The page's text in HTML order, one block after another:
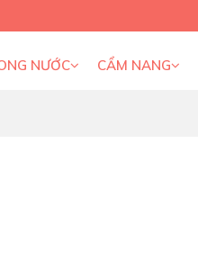
NƯỚC CẨM NANG